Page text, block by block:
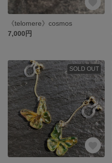
《telomere》cosmos
7,000円
SOLD OUT